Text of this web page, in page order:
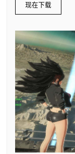
现在下载